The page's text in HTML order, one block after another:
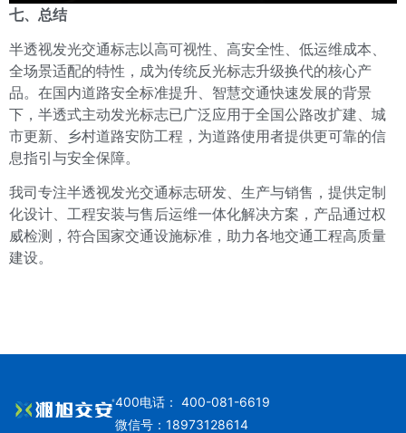
七、总结
半透视发光交通标志以高可视性、高安全性、低运维成本、
全场景适配的特性，成为传统反光标志升级换代的核心产
品。在国内道路安全标准提升、智慧交通快速发展的背景
下，半透式主动发光标志已广泛应用于全国公路改扩建、城
市更新、乡村道路安防工程，为道路使用者提供更可靠的信
息指引与安全保障。
我司专注半透视发光交通标志研发、生产与销售，提供定制
化设计、工程安装与售后运维一体化解决方案，产品通过权
威检测，符合国家交通设施标准，助力各地交通工程高质量
建设。
400电话： 400-081-6619
微信号：18973128614